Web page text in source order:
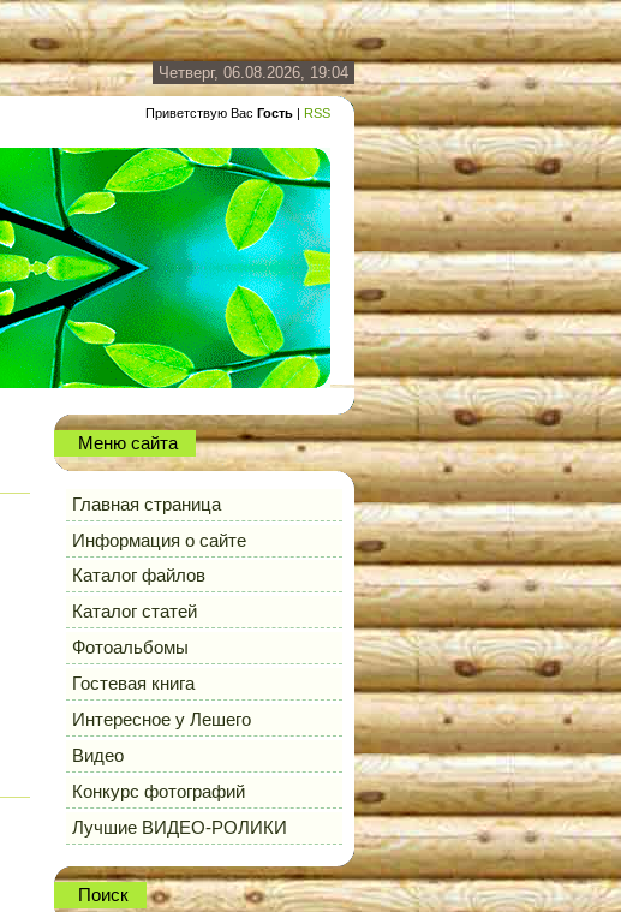
Четверг, 06.08.2026, 19:04
Приветствую Вас Гость | RSS
Меню сайта
Главная страница
Информация о сайте
Каталог файлов
Каталог статей
Фотоальбомы
Гостевая книга
Интересное у Лешего
Видео
Конкурс фотографий
Лучшие ВИДЕО-РОЛИКИ
Поиск